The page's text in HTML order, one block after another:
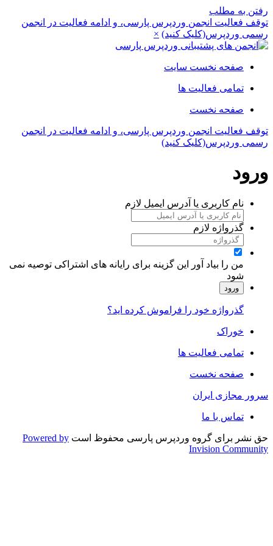
رفتن به مطلب
توقف فعالیت انجمن وردپرس پارسی، و ادامه فعالیت در انجمن
رسمی وردپرس(کلیک کنید) ×
صفحه نخست سایت
تمامی فعالیت ها
صفحه نخست
توقف فعالیت انجمن وردپرس پارسی، و ادامه فعالیت در انجمن
رسمی وردپرس(کلیک کنید)
ورود
نام کاربری یا آدرس ایمیل لازم
گذرواژه لازم
من را بیاد آور
این گزینه برای رایانه های اشتراکی توصیه نمی
شود
ورود
گذرواژه خود را فراموش کرده اید؟
خوراک
تمامی فعالیت ها
صفحه نخست
سرور مجازی ایران
تماس با ما
حق نشر برای گروه وردپرس پارسی محفوظ است Powered by
Invision Community